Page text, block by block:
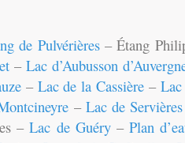
de Pulvérières– Étang
–Lac d’Aubusson
– Lac de la Cassière –
– Lac de Servières
–Lac de Guéry– Plan